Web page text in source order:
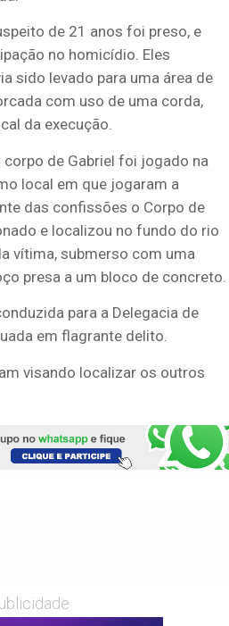
de 21 anos foi preso, e
no homicídio. Eles
sido levado para uma área de
com uso de uma corda,
da execução.
de Gabriel foi jogado na
local em que jogaram a
das confissões o Corpo de
e localizou no fundo do rio
vítima, submerso com uma
presa a um bloco de concreto.
para a Delegacia de
em flagrante delito.
visando localizar os outros